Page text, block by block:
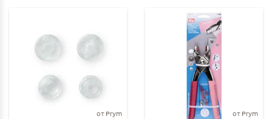
от Prym от Prym